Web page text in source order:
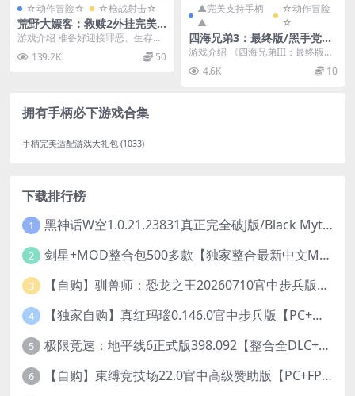
☆动作冒险☆ ☆枪战射击☆
荒野大嫖客：救赎2外挂完美
汉化版【PC+3D大型生存/动
作ACT/新作】/大表哥H版/ D
eadrock Redemption 2【11
游戏介绍 准备好迎接罪恶、生存与
救赎的挑战吧，就在这片西部史上
最为狂野的边境之地...
139.2K 50
▲完美支持手柄
▲
☆动作冒险
☆
四海兄弟3：最终版/黑手党
3：最终版/Mafia III: Definiti
游戏介绍 《四海兄弟III：最终版》
首次将游戏本体、全部剧情DLC
（“再快点，宝...
4.6K 10
拥有手柄必下游戏合集
手柄完美适配游戏大礼包 (1033)
下载排行榜
1 黑神话W空1.0.21.23831真正完全破J版/Black Myth Wukong Ver1.0.21.23831
2 剑星+MOD整合包500多款【独家整合最新中文MOD管理器+可直连N网下载2000+MOD+集成CNS一键换肤】/Stellar Blade MOD Ver2026.5.18
3 【自购】驯兽师：恐龙之王20260710官中步兵版+全DLC【PC+安卓模拟器+3D大型生存SLG/动作冒险】/Tamer: King of Dinosaurs【19.6G】
4 【独家自购】真红玛瑙0.146.0官中步兵版【PC+安卓模拟器+ACT神作+存档+作弊】/纯净的红玛瑙/Pure Onyx【3.14G】
5 极限竞速：地平线6正式版398.092【整合全DLC+614辆车存档】/Forza Horizon 6
6 【自购】束缚竞技场22.0官中高级赞助版【PC+FPS枪战射击/ACT动作/捏人/团队】/Bondage Arena Premium【43.7G】